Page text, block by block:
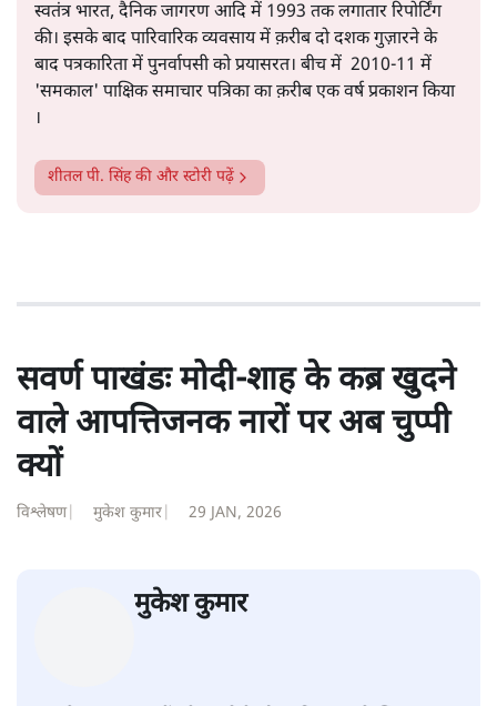
सत्य हिन्दी ऐपडाउनलोडकरें
की। इसके बाद पारिवारिक व्यवसाय में क़रीब दो दशक गुज़ारने के
'समकाल' पाक्षिक समाचार पत्रिका का क़रीब एक वर्ष प्रकाशन किया
।
शीतल पी. सिंहकी और स्टोरी पढ़ें